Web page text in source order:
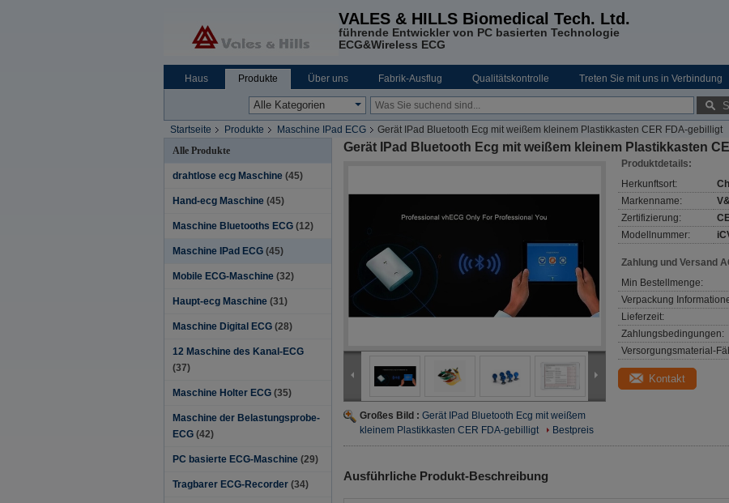
VALES & HILLS Biomedical Tech. Ltd.
führende Entwickler von PC basierten Technologie
ECG&Wireless ECG
Haus Produkte Über uns Fabrik-Ausflug Qualitätskontrolle Treten Sie mit uns in Verbindung
Unternehmensnachrichten
Startseite Produkte Maschine IPad ECG Gerät IPad Bluetooth Ecg mit weißem kleinem Plastikkasten CER FDA-gebilligt
Alle Produkte
drahtlose ecg Maschine (45)
Hand-ecg Maschine (45)
Maschine Bluetooths ECG (12)
Maschine IPad ECG (45)
Mobile ECG-Maschine (32)
Haupt-ecg Maschine (31)
Maschine Digital ECG (28)
12 Maschine des Kanal-ECG
(37)
Maschine Holter ECG (35)
Maschine der Belastungsprobe-
ECG (42)
PC basierte ECG-Maschine (29)
Tragbarer ECG-Recorder (34)
Gerät IPad Bluetooth Ecg mit weißem kleinem Plastikkasten
Großes Bild : Gerät IPad Bluetooth Ecg mit weißem
kleinem Plastikkasten CER FDA-gebilligt
Bestpreis
Produktdetails:
Herkunftsort:
Markenname:
Zertifizierung:
Modellnummer:
Zahlung und Versand
Min Bestellmenge:
Verpackung
Lieferzeit:
Zahlungsbedingungen:
Versorgungsmaterial-
Kontakt
Ausführliche Produkt-Beschreibung